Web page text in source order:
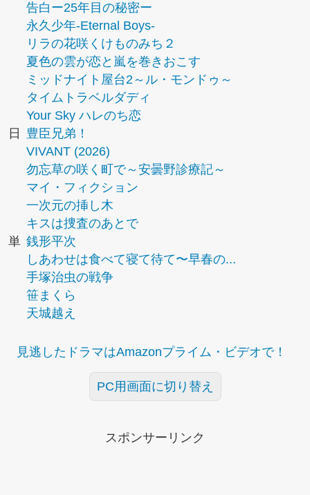
告白ー25年目の秘密ー
永久少年-Eternal Boys-
リラの花咲くけものみち２
夏色の雲が恋と嵐を巻きおこす
ミッドナイト屋台2～ル・モンドゥ～
タイムトラベルダディ
Your Sky ハレのち恋
日
豊臣兄弟！
VIVANT (2026)
勿忘草の咲く町で～安曇野診療記～
マイ・フィクション
一次元の挿し木
キスは捜査のあとで
単 銭形平次
しあわせは食べて寝て待て〜早春の...
手塚治虫の戦争
笹まくら
天城越え
見逃したドラマはAmazonプライム・ビデオで！
PC用画面に切り替え
スポンサーリンク